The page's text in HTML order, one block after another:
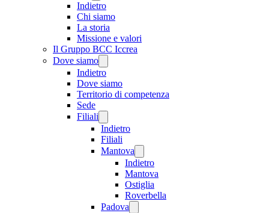
Indietro
Chi siamo
La storia
Missione e valori
Il Gruppo BCC Iccrea
Dove siamo
Indietro
Dove siamo
Territorio di competenza
Sede
Filiali
Indietro
Filiali
Mantova
Indietro
Mantova
Ostiglia
Roverbella
Padova